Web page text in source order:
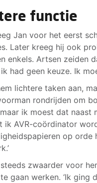
functie
Jan voor het eerst
Later kreeg hij ook
enkels. Artsen zeiden
had geen keuze. Ik
lichtere taken aan,
rondrijden om
ik moest dat naast
ik AVR-coördinator
op orde
zwaarder voor
gaan werken. ‘Ik ging